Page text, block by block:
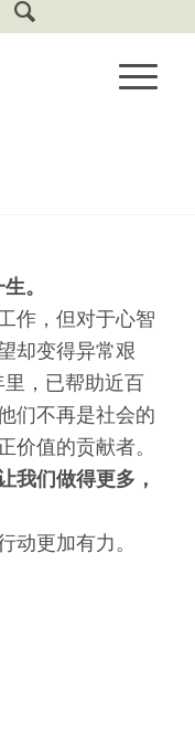
image for
backend
。
作，但对于心智
却变得异常艰
，已帮助近百
们不再是社会的
价值的贡献者。
我们做得更多，
动更加有力。